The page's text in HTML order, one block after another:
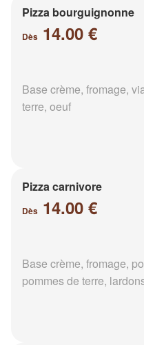
Pizza bourguignonne
Dès 14.00 €
Base crème, fromage,
terre, oeuf
Pizza carnivore
Dès 14.00 €
Base crème, fromage,
pommes de terre,